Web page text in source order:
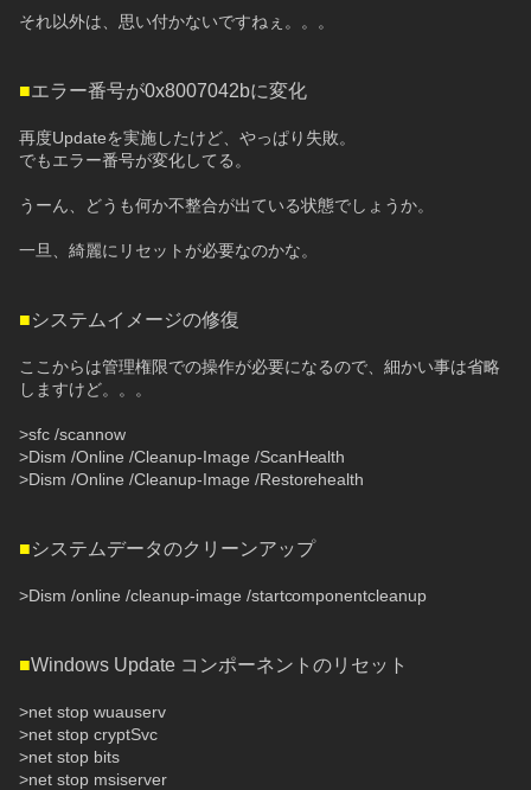
それ以外は、思い付かないですねぇ。。。
■エラー番号が0x8007042bに変化
再度Updateを実施したけど、やっぱり失敗。
でもエラー番号が変化してる。
うーん、どうも何か不整合が出ている状態でしょうか。
一旦、綺麗にリセットが必要なのかな。
■システムイメージの修復
ここからは管理権限での操作が必要になるので、細かい事は省略
しますけど。。。
>sfc /scannow
>Dism /Online /Cleanup-Image /ScanHealth
>Dism /Online /Cleanup-Image /Restorehealth
■システムデータのクリーンアップ
>Dism /online /cleanup-image /startcomponentcleanup
■Windows Update コンポーネントのリセット
>net stop wuauserv
>net stop cryptSvc
>net stop bits
>net stop msiserver